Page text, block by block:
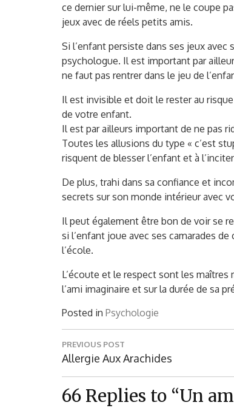
ce dernier sur lui-même, ne le coupe
jeux avec de réels petits amis.
Si l’enfant persiste dans ses jeux
psychologue. Il est important par
ne faut pas rentrer dans le jeu de
Il est invisible et doit le rester au
de votre enfant.
Il est par ailleurs important de ne pas
Toutes les allusions du type « c’est
risquent de blesser l’enfant et à
De plus, trahi dans sa confiance et
secrets sur son monde intérieur avec
Il peut également être bon de voir se
si l’enfant joue avec ses camarades de
l’école.
L’écoute et le respect sont les
l’ami imaginaire et sur la durée de sa
Posted in Psychologie
Navigation
de
l’article
PREVIOUS POST
Previous
Post:
Allergie Aux Arachides
66 Replies to “Un